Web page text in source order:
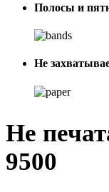
Полосы и
Не
Не
9500